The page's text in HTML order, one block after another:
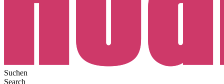
Suchen
Search